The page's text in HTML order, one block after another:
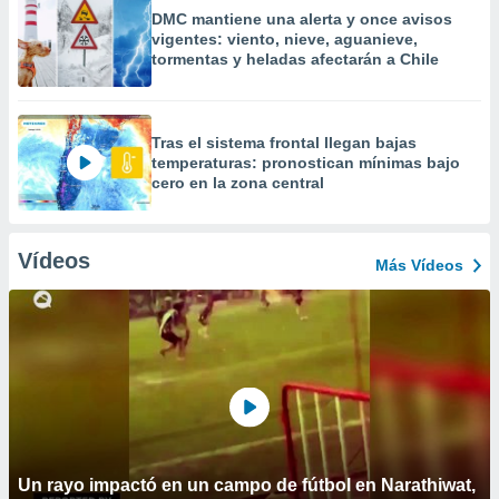
DMC mantiene una alerta y once avisos
vigentes: viento, nieve, aguanieve,
tormentas y heladas afectarán a Chile
Tras el sistema frontal llegan bajas
temperaturas: pronostican mínimas bajo
cero en la zona central
Vídeos Más Vídeos
Un rayo impactó en un campo de fútbol en Narathiwat,